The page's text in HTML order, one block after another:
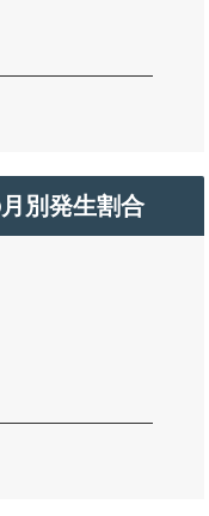
別発生割合